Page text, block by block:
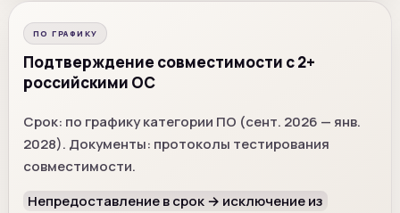
ПО ГРАФИКУ
Подтверждение совместимости с 2+
российскими ОС
Срок: по графику категории ПО (сент. 2026 — янв.
2028). Документы: протоколы тестирования
совместимости.
Непредоставление в срок → исключение из